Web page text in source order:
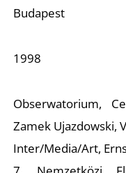
Budapest
1998
Obserwatorium,
Zamek Ujazdowski,
Inter/Media/Art,